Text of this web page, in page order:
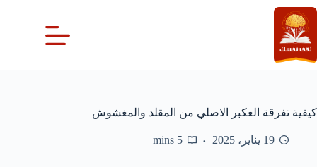
التجاوز
إلى
المحتوى
كيفية تفرقة العكبر الاصلي من المقلد والمغشوش
19 يناير، 2025 5 mins